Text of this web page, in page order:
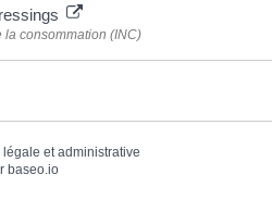
la consommation (INC)
et administrative
baseo.io